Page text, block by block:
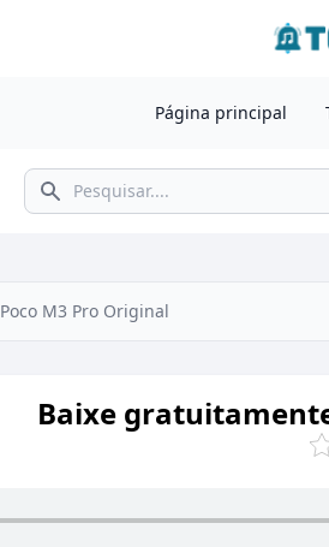
Página principal
Pesquisar
Poco M3 Pro Original
Baixe